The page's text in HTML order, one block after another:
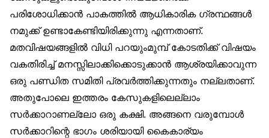
പരിശോധിക്കാൻ പാകത്തിൽ ആധികാരിക ഗ്രന്ഥങ്ങൾ
നമുക്ക് ഉണ്ടാകേണ്ടിയിരിക്കുന്നു എന്നതാണ്.
മതവിഷയങ്ങളിൽ വിധി പറയുംമുമ്പ് കോടതിക്ക് വിഷയം
വകതിരിച്ച് മനസ്സിലാക്കിക്കൊടുക്കാൻ ആശ്രയിക്കാവുന്ന
ഒരു പണ്ഡിത സമിതി പ്രവർത്തിക്കുന്നതും നല്ലതാണ്.
അതുപോലെ ഇത്തരം കേസുകളിലെല്ലാം
സർക്കാറാണല്ലോ ഒരു കക്ഷി. അങ്ങനെ വരുമ്പോൾ
സർക്കാറിന്റെ ഭാഗം ശരിയായി കൈകാര്യം